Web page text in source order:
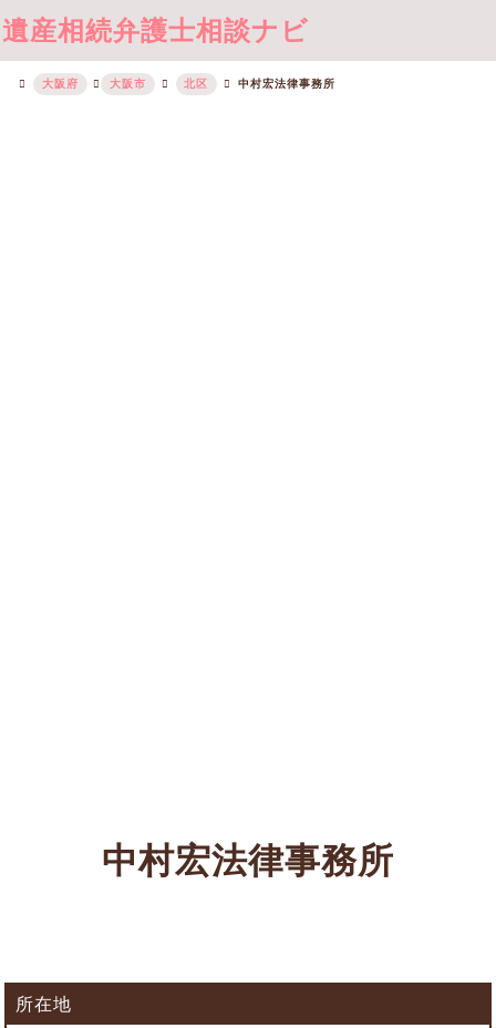
遺産相続弁護士相談ナビ
大阪府 大阪市 北区 中村宏法律事務所
中村宏法律事務所
所在地